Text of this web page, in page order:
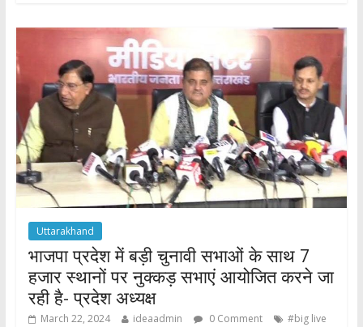
o
o
k
A
p
p
Uttarakhand
भाजपा प्रदेश में बड़ी चुनावी सभाओं के साथ 7
हजार स्थानों पर नुक्कड़ सभाएं आयोजित करने जा
रही है- प्रदेश अध्यक्ष
March 22, 2024 ideaadmin 0 Comment
#big live